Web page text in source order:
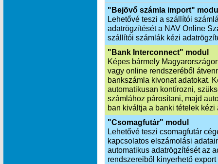
"Bejövő számla import"
Lehetővé teszi a szállítói
adatrögzítését a NAV Online
szállítói számlák kézi
"Bank Interconnect" modul
Képes bármely
vagy online rendszeréből
bankszámla kivonat adatokat.
automatikusan kontírozni,
számlához párosítani, majd
ban kiváltja a banki tételek kézi
"Csomagfutár" modul
Lehetővé teszi csomagfutár
kapcsolatos elszámolási
automatikus adatrögzítését az
rendszereiből kinyerhető